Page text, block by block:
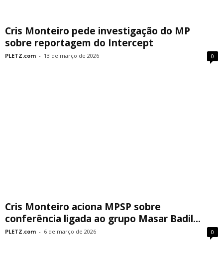
Cris Monteiro pede investigação do MP
sobre reportagem do Intercept
PLETZ.com - 13 de março de 2026 0
Cris Monteiro aciona MPSP sobre
conferência ligada ao grupo Masar Badil...
PLETZ.com - 6 de março de 2026 0